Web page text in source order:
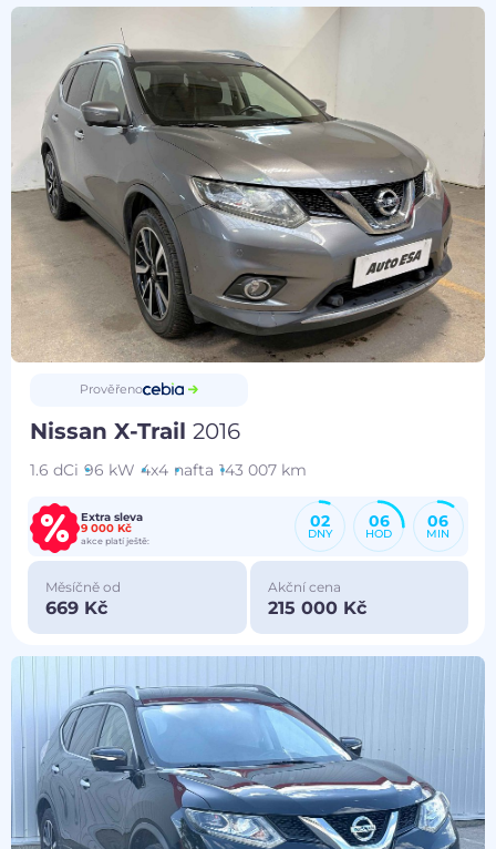
Prověřeno
Nissan X-Trail2016
1.6 dCi 96 kW 4x4 nafta 143 007 km
Extra sleva
9 000 Kč
akce platí ještě:
02
DNY
06
HOD
06
MIN
Měsíčně od
669 Kč
Akční cena
215 000 Kč